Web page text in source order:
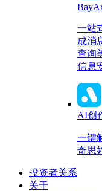
一站
成消
查询
信息
AI创
一键
奇思
投资者关系
关于